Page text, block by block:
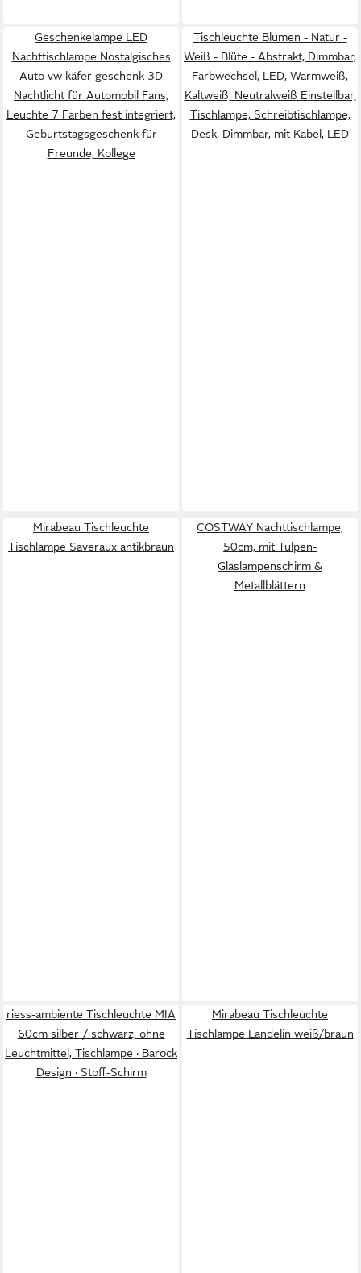
Geschenkelampe LED
Nachttischlampe Nostalgisches
Auto vw käfer geschenk 3D
Nachtlicht für Automobil Fans,
Leuchte 7 Farben fest integriert,
Geburtstagsgeschenk für
Freunde, Kollege
Tischleuchte Blumen - Natur -
Weiß - Blüte - Abstrakt, Dimmbar,
Farbwechsel, LED, Warmweiß,
Kaltweiß, Neutralweiß Einstellbar,
Tischlampe, Schreibtischlampe,
Desk, Dimmbar, mit Kabel, LED
Mirabeau Tischleuchte
Tischlampe Saveraux antikbraun
COSTWAY Nachttischlampe,
50cm, mit Tulpen-
Glaslampenschirm &
Metallblättern
riess-ambiente Tischleuchte MIA
60cm silber / schwarz, ohne
Leuchtmittel, Tischlampe · Barock
Design · Stoff-Schirm
Mirabeau Tischleuchte
Tischlampe Landelin weiß/braun